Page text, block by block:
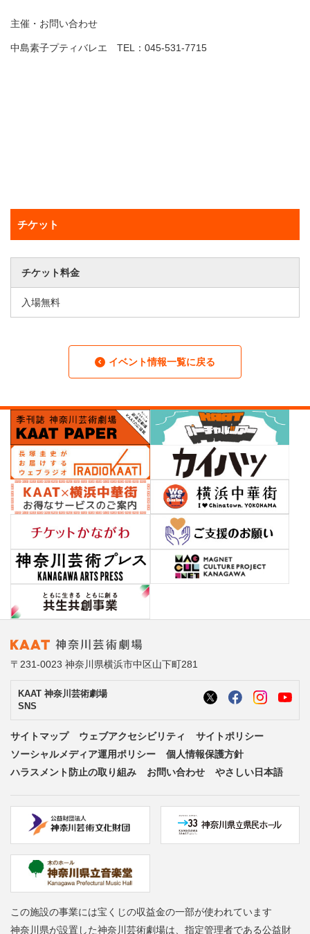
主催・お問い合わせ
中島素子プティバレエ TEL：045-531-7715
チケット
チケット料金
入場無料
イベント情報一覧に戻る
〒231-0023 神奈川県横浜市中区山下町281
KAAT 神奈川芸術劇場
SNS
サイトマップ ウェブアクセシビリティ
サイトポリシー
ソーシャルメディア運用ポリシー
個人情報保護方針
ハラスメント防止の取り組み
お問い合わせ やさしい日本語
この施設の事業には宝くじの収益金の一部が使われています
神奈川県が設置した神奈川芸術劇場は、指定管理者である公益財